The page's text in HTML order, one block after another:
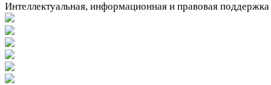
Интеллектуальная, информационная и правовая поддержка